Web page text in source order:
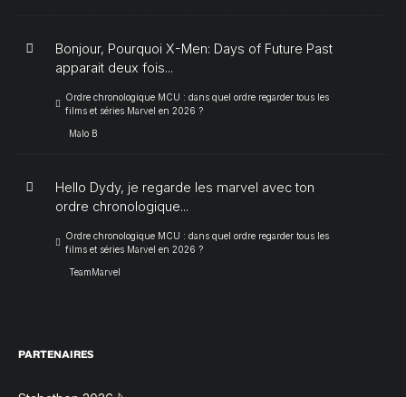
Bonjour, Pourquoi X-Men: Days of Future Past
apparait deux fois...
Ordre chronologique MCU : dans quel ordre regarder tous les
films et séries Marvel en 2026 ?
Malo B
Hello Dydy, je regarde les marvel avec ton
ordre chronologique...
Ordre chronologique MCU : dans quel ordre regarder tous les
films et séries Marvel en 2026 ?
TeamMarvel
PARTENAIRES